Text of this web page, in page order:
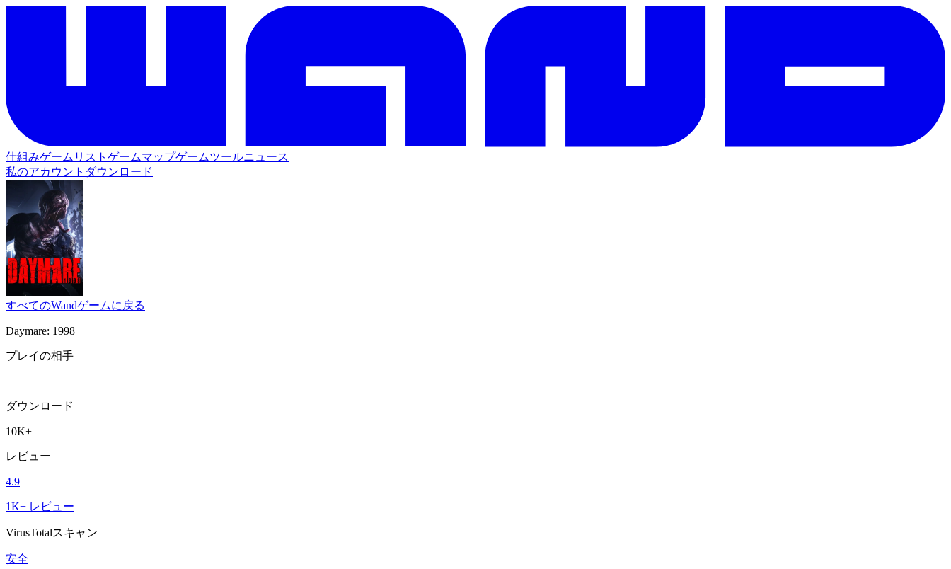
仕組みゲームリスト ゲームマップゲームツールニュース
私のアカウント ダウンロード
すべてのWandゲームに戻る
Daymare: 1998
プレイの相手
ダウンロード
10K+
レビュー
4.9
1K+ レビュー
VirusTotalスキャン
安全